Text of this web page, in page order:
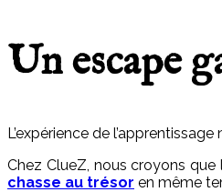
Un escape
L’expérience de
Chez ClueZ, nous croyons
chasse au trésor en même